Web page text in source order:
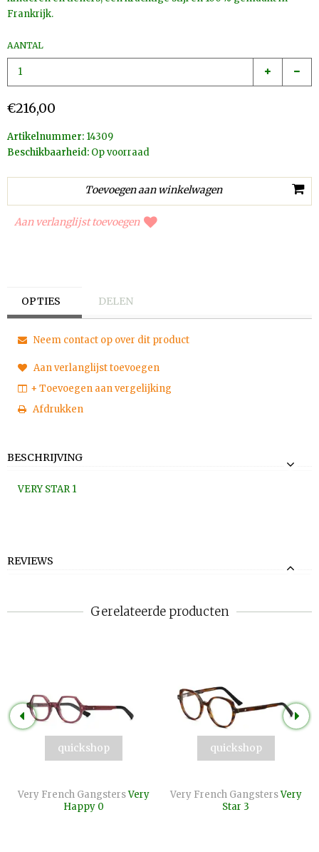
Frankrijk.
AANTAL
€216,00
Artikelnummer: 14309
Beschikbaarheid: Op voorraad
Aan verlanglijst toevoegen
OPTIES DELEN
Neem contact op over dit product
Aan verlanglijst toevoegen
+ Toevoegen aan vergelijking
Afdrukken
BESCHRIJVING
VERY STAR 1
REVIEWS
Gerelateerde producten
quickshop
Very French GangstersVery
Happy 0
quickshop
Very French GangstersVery
Star 3